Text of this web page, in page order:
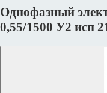
Однофазный
0,55/1500 У2 исп